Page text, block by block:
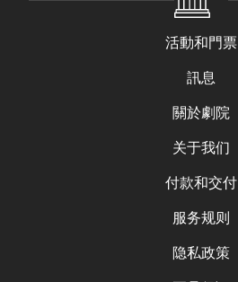
活動和門票
訊息
關於劇院
关于我们
付款和交付
服务规则
隐私政策